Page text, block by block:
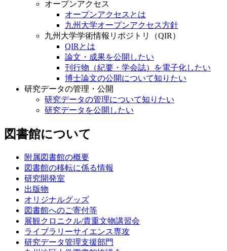
オープンアクセス
オープンアクセスとは
九州大学オープンアクセス方針
九州大学学術情報リポジトリ（QIR）
QIRとは
論文・成果を公開したい
刊行物（紀要・学会誌）を電子化したい
博士論文の公開について知りたい
研究データの管理・公開
研究データの管理について知りたい
研究データを公開したい
図書館について
附属図書館の概要
図書館の移転に係る情報
研究開発室
出版物
オリジナルグッズ
図書館へのご寄付等
展観クロニクル/貴重文物講習会
ライブラリーサイエンス専攻
研究データ管理支援部門